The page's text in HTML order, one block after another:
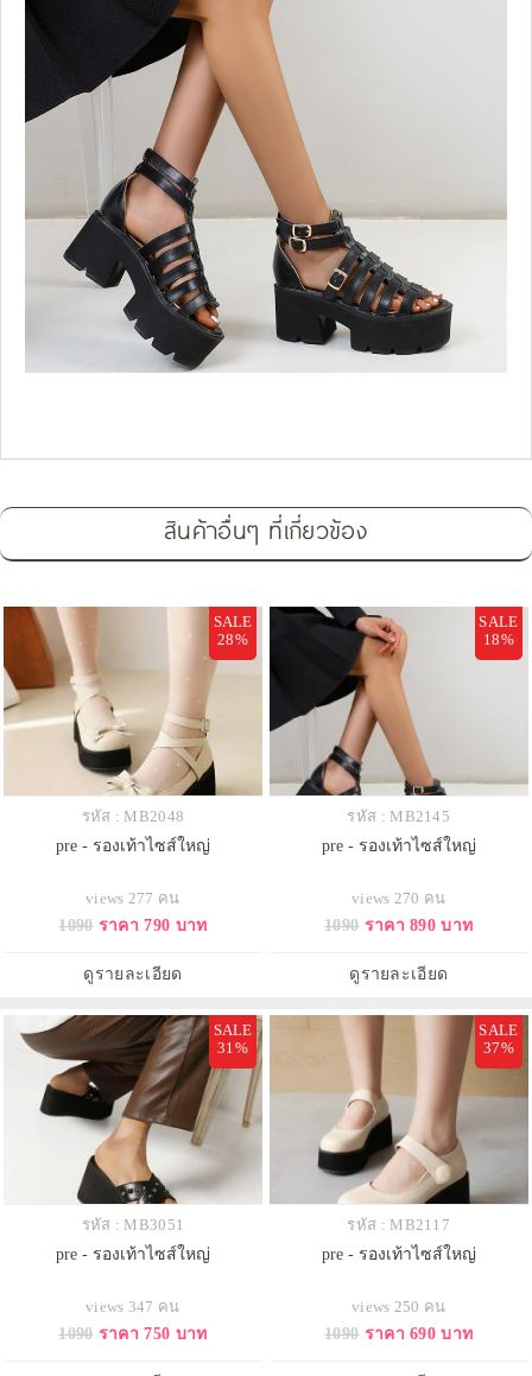
สินค้าอื่นๆ ที่เกี่ยวข้อง
SALE
28%
รหัส : MB2048
pre - รองเท้าไซส์ใหญ่
views 277 คน
1090 ราคา 790 บาท
ดูรายละเอียด
SALE
18%
รหัส : MB2145
pre - รองเท้าไซส์ใหญ่
views 270 คน
1090 ราคา 890 บาท
ดูรายละเอียด
SALE
31%
รหัส : MB3051
pre - รองเท้าไซส์ใหญ่
views 347 คน
1090 ราคา 750 บาท
SALE
37%
รหัส : MB2117
pre - รองเท้าไซส์ใหญ่
views 250 คน
1090 ราคา 690 บาท